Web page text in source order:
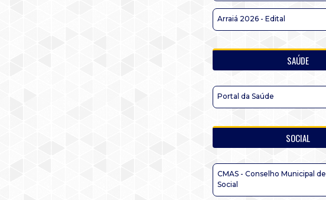
Arraiá 2026 - Edital
SAÚDE
Portal da Saúde
SOCIAL
CMAS - Conselho Municipal
Social